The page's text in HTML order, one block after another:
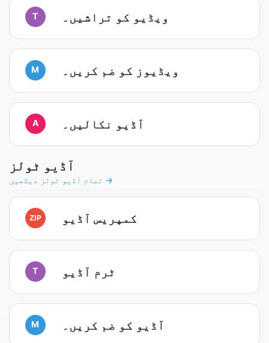
T ویڈیو کو تراشیں۔
M ویڈیوز کو ضم کریں۔
A آڈیو نکالیں۔
آڈیو ٹولز
تمام آڈیو ٹولز دیکھیں →
ZIP کمپریس آڈیو
T ٹرم آڈیو
M آڈیو کو ضم کریں۔